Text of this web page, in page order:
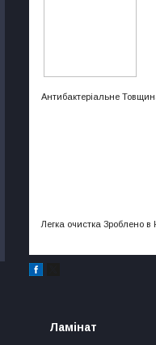
Антибактеріальне
Легка очистка Зроблено в
Ламінат